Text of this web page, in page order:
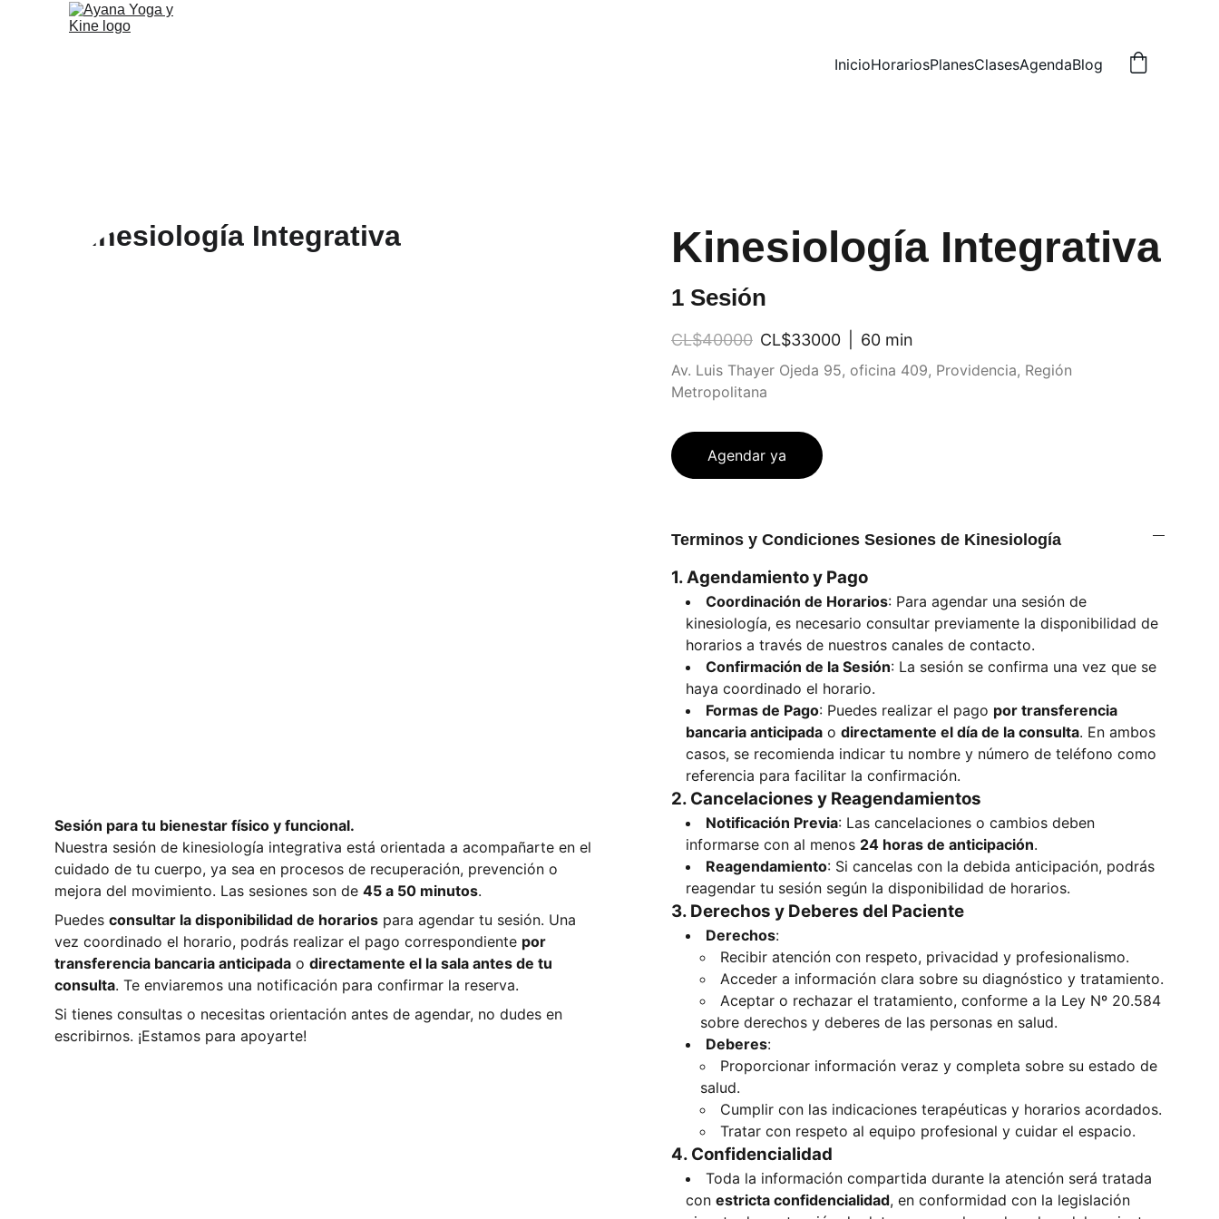
InicioHorariosPlanesClasesAgendaBlog
Sesión para tu bienestar físico y funcional.
Nuestra sesión de kinesiología integrativa está orientada a acompañarte en el
cuidado de tu cuerpo, ya sea en procesos de recuperación, prevención o
mejora del movimiento. Las sesiones son de 45 a 50 minutos.
Puedes consultar la disponibilidad de horarios para agendar tu sesión. Una
vez coordinado el horario, podrás realizar el pago correspondiente por
transferencia bancaria anticipada o directamente el la sala antes de tu
consulta. Te enviaremos una notificación para confirmar la reserva.
Si tienes consultas o necesitas orientación antes de agendar, no dudes en
escribirnos. ¡Estamos para apoyarte!
Kinesiología Integrativa
1 Sesión
CL$40000 CL$33000 60 min
Av. Luis Thayer Ojeda 95, oficina 409, Providencia, Región
Metropolitana
Agendar ya
Terminos y Condiciones Sesiones de Kinesiología
1. Agendamiento y Pago
Coordinación de Horarios: Para agendar una sesión de
kinesiología, es necesario consultar previamente la disponibilidad de
horarios a través de nuestros canales de contacto.
Confirmación de la Sesión: La sesión se confirma una vez que se
haya coordinado el horario.
Formas de Pago: Puedes realizar el pago por transferencia
bancaria anticipada o directamente el día de la consulta. En ambos
casos, se recomienda indicar tu nombre y número de teléfono como
referencia para facilitar la confirmación.
2. Cancelaciones y Reagendamientos
Notificación Previa: Las cancelaciones o cambios deben
informarse con al menos 24 horas de anticipación.
Reagendamiento: Si cancelas con la debida anticipación, podrás
reagendar tu sesión según la disponibilidad de horarios.
3. Derechos y Deberes del Paciente
Derechos:
Recibir atención con respeto, privacidad y profesionalismo.
Acceder a información clara sobre su diagnóstico y tratamiento.
Aceptar o rechazar el tratamiento, conforme a la Ley Nº 20.584
sobre derechos y deberes de las personas en salud.
Deberes:
Proporcionar información veraz y completa sobre su estado de
salud.
Cumplir con las indicaciones terapéuticas y horarios acordados.
Tratar con respeto al equipo profesional y cuidar el espacio.
4. Confidencialidad
Toda la información compartida durante la atención será tratada
con estricta confidencialidad, en conformidad con la legislación